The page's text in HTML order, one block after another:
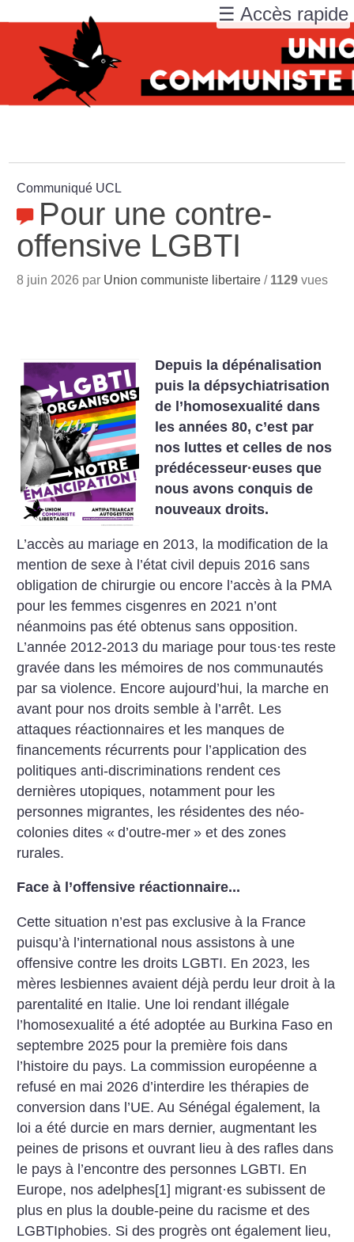
Communiqué UCL
Pour une contre-
offensive LGBTI
8 juin 2026 par Union communiste libertaire / 1129 vues
Depuis la dépénalisation
puis la dépsychiatrisation
de l’homosexualité dans
les années 80, c’est par
nos luttes et celles de nos
prédécesseur·euses que
nous avons conquis de
nouveaux droits.
L’accès au mariage en 2013, la modification de la
mention de sexe à l’état civil depuis 2016 sans
obligation de chirurgie ou encore l’accès à la PMA
pour les femmes cisgenres en 2021 n’ont
néanmoins pas été obtenus sans opposition.
L’année 2012-2013 du mariage pour tous·tes reste
gravée dans les mémoires de nos communautés
par sa violence. Encore aujourd’hui, la marche en
avant pour nos droits semble à l’arrêt. Les
attaques réactionnaires et les manques de
financements récurrents pour l’application des
politiques anti-discriminations rendent ces
dernières utopiques, notamment pour les
personnes migrantes, les résidentes des néo-
colonies dites « d’outre-mer » et des zones
rurales.
Face à l’offensive réactionnaire...
Cette situation n’est pas exclusive à la France
puisqu’à l’international nous assistons à une
offensive contre les droits LGBTI. En 2023, les
mères lesbiennes avaient déjà perdu leur droit à la
parentalité en Italie. Une loi rendant illégale
l’homosexualité a été adoptée au Burkina Faso en
septembre 2025 pour la première fois dans
l’histoire du pays. La commission européenne a
refusé en mai 2026 d’interdire les thérapies de
conversion dans l’UE. Au Sénégal également, la
loi a été durcie en mars dernier, augmentant les
peines de prisons et ouvrant lieu à des rafles dans
le pays à l’encontre des personnes LGBTI. En
Europe, nos adelphes[1] migrant·es subissent de
plus en plus la double-peine du racisme et des
LGBTIphobies. Si des progrès ont également lieu,
☰ Accès rapide